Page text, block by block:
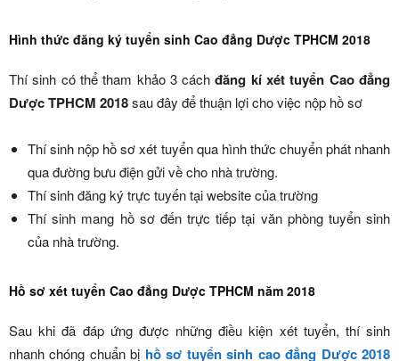
Hình thức đăng ký tuyển sinh Cao đẳng Dược TPHCM 2018
Thí sinh có thể tham khảo 3 cáchđăng kí xét tuyển Cao đẳng
Dược TPHCM 2018sau đây để thuận lợi cho việc nộp hồ sơ
Thí sinh nộp hồ sơ xét tuyển qua hình thức chuyển phát nhanh
qua đường bưu điện gửi về cho nhà trường.
Thí sinh đăng ký trực tuyến tại website của trường
Thí sinh mang hồ sơ đến trực tiếp tại văn phòng tuyển sinh
của nhà trường.
Hồ sơ xét tuyển Cao đẳng Dược TPHCM năm 2018
Sau khi đã đáp ứng được những điều kiện xét tuyển, thí sinh
nhanh chóng chuẩn bị hồ sơ tuyển sinh cao đẳng Dược 2018